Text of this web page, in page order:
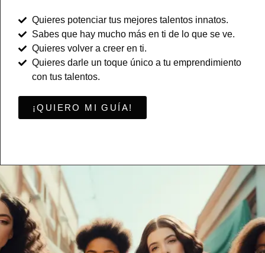
Quieres potenciar tus mejores talentos innatos.
Sabes que hay mucho más en ti de lo que se ve.
Quieres volver a creer en ti.
Quieres darle un toque único a tu emprendimiento
con tus talentos.
¡QUIERO MI GUÍA!